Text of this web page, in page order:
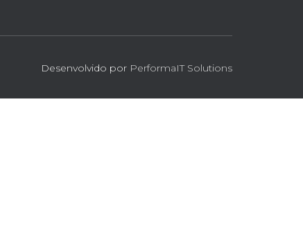
Desenvolvido por PerformaIT Solutions